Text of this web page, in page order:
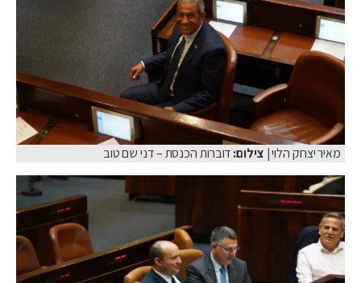
מאיר יצחק הלוי| צילום:דוברות הכנסת – דני שם טוב